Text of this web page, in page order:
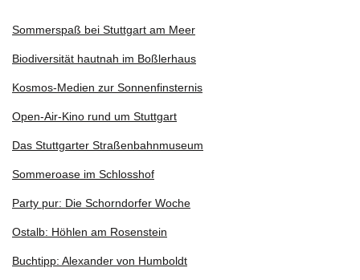
Sommerspaß bei Stuttgart am Meer
Biodiversität hautnah im Boßlerhaus
Kosmos-Medien zur Sonnenfinsternis
Open-Air-Kino rund um Stuttgart
Das Stuttgarter Straßenbahnmuseum
Sommeroase im Schlosshof
Party pur: Die Schorndorfer Woche
Ostalb: Höhlen am Rosenstein
Buchtipp: Alexander von Humboldt